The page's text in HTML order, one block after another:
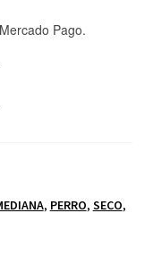
Pago.
, PERRO, SECO,